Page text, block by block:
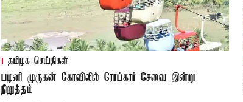
தமிழக செய்திகள்
பழனி முருகன் கோவிலில் ரோப்கார் சேவை இன்று
நிறுத்தம்